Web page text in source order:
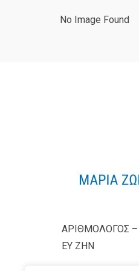
No Image Found
ΑΡΙΘΜΟΛΟΓΟΣ
ΕΥ ΖΗΝ